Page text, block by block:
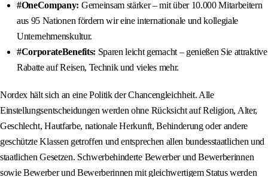
#OneCompany: Gemeinsam stärker – mit über 10.000 Mitarbeitern
aus 95 Nationen fördern wir eine internationale und kollegiale
Unternehmenskultur.
#CorporateBenefits: Sparen leicht gemacht – genießen Sie attraktive
Rabatte auf Reisen, Technik und vieles mehr.
Nordex hält sich an eine Politik der Chancengleichheit. Alle
Einstellungsentscheidungen werden ohne Rücksicht auf Religion, Alter,
Geschlecht, Hautfarbe, nationale Herkunft, Behinderung oder andere
geschützte Klassen getroffen und entsprechen allen bundesstaatlichen und
staatlichen Gesetzen. Schwerbehinderte Bewerber und Bewerberinnen
sowie Bewerber und Bewerberinnen mit gleichwertigem Status werden